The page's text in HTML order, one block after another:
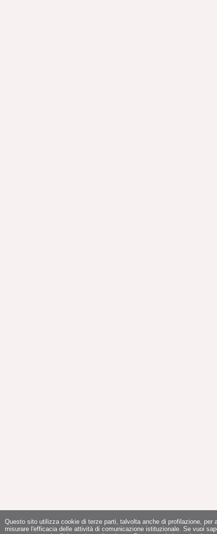
Questo sito utilizza cookie di terze parti, talvolta anche di profilazione, per
misurare l'efficacia delle attività di comunicazione istituzionale. Se vuoi